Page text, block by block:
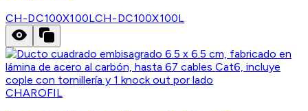
CH-DC100X100LCH-DC100X100L
CHAROFIL